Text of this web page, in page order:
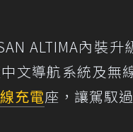
ALTIMA內裝
文導航系統及無
充電座，讓駕馭